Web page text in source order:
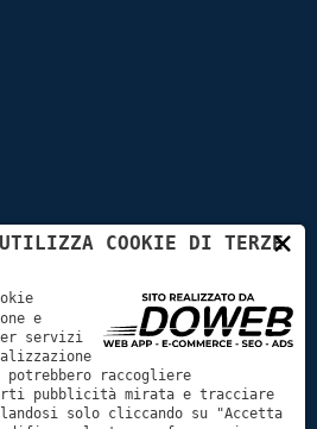
×
UTILIZZA COOKIE DI TERZE
e
servizi
raccogliere
pubblicità mirata e tracciare
solo cliccando su "Accetta